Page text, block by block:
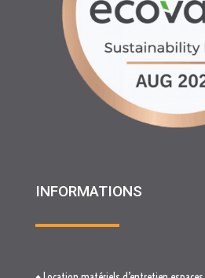
INFORMATIONS
♦ Partenariats
♦ Recrutement